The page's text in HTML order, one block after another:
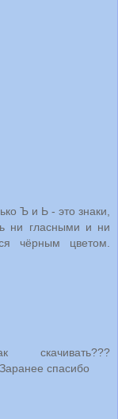
Ъ и Ь - это знаки,
ни гласными и ни
чёрным цветом.
скачивать???
спасибо